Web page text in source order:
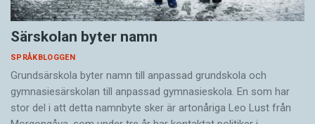
Särskolan byter namn
SPRÅKBLOGGEN
Grundsärskola byter namn till anpassad grundskola och
gymnasiesärskolan till anpassad gymnasieskola. En som har
stor del i att detta namnbyte sker är artonåriga Leo Lust från